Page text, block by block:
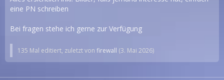
eine PN schreiben
Bei fragen stehe ich gerne zur Verfügung
135 Mal editiert, zuletzt von firewall (3. Mai 2026)